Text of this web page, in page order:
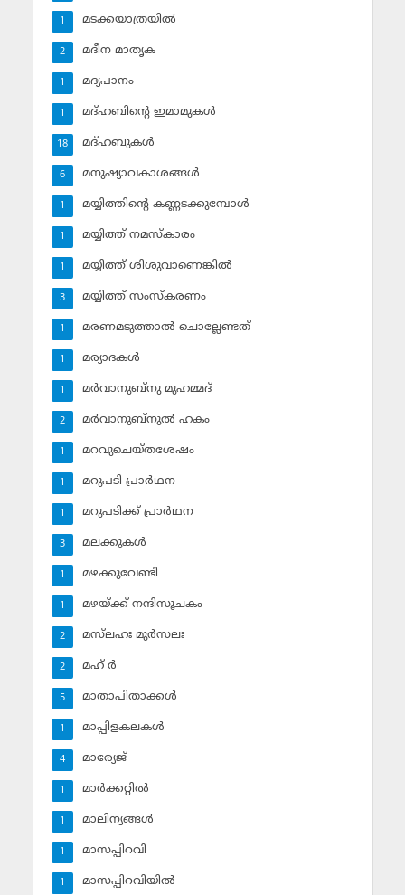
മടക്കയാത്രയില്‍
1
മദീന മാതൃക
2
മദ്യപാനം
1
മദ്ഹബിന്റെ ഇമാമുകള്‍
1
മദ്ഹബുകള്‍
18
മനുഷ്യാവകാശങ്ങള്‍
6
മയ്യിത്തിന്റെ കണ്ണടക്കുമ്പോള്‍
1
മയ്യിത്ത് നമസ്‌കാരം
1
മയ്യിത്ത് ശിശുവാണെങ്കില്‍
1
മയ്യിത്ത് സംസ്‌കരണം
3
മരണമടുത്താല്‍ ചൊല്ലേണ്ടത്
1
മര്യാദകള്‍
1
മര്‍വാനുബ്‌നു മുഹമ്മദ്
1
മര്‍വാനുബ്‌നുല്‍ ഹകം
2
മറവുചെയ്തശേഷം
1
മറുപടി പ്രാര്‍ഥന
1
മറുപടിക്ക് പ്രാര്‍ഥന
1
മലക്കുകള്‍
3
മഴക്കുവേണ്ടി
1
മഴയ്ക്ക് നന്ദിസൂചകം
1
മസ്‌ലഹഃ മുര്‍സലഃ
2
മഹ് ര്‍
2
മാതാപിതാക്കള്‍
5
മാപ്പിളകലകള്‍
1
മാര്യേജ്
4
മാര്‍ക്കറ്റില്‍
1
മാലിന്യങ്ങള്‍
1
മാസപ്പിറവി
1
മാസപ്പിറവിയില്‍
1